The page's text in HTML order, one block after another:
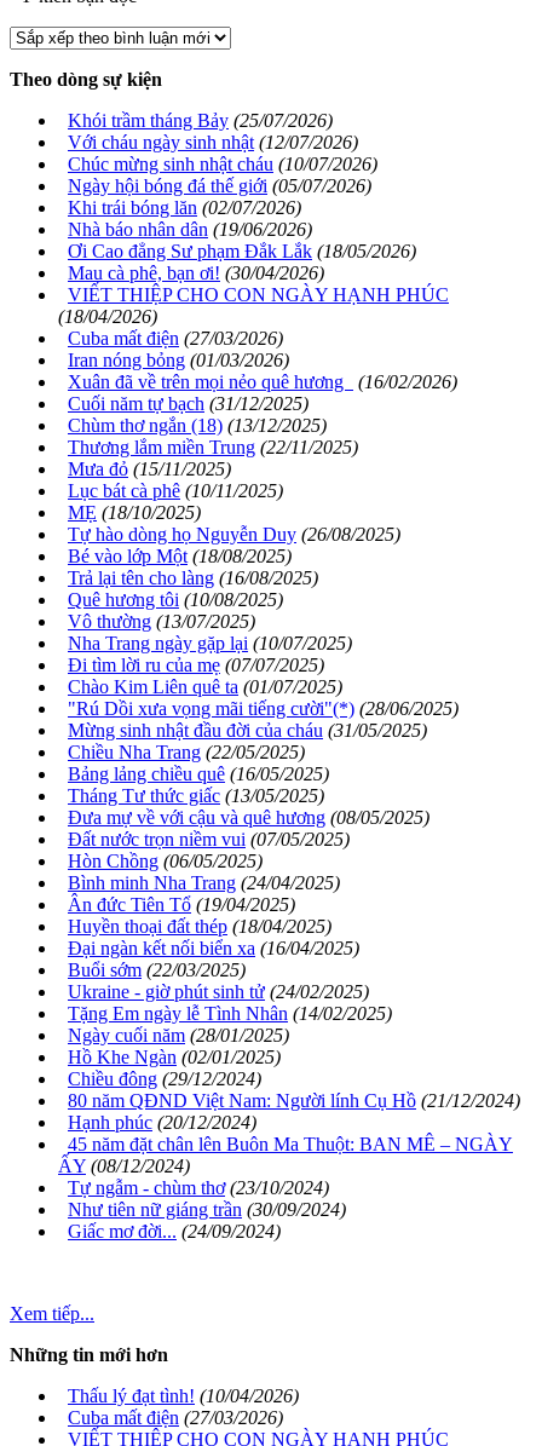
Theo dòng sự kiện
Khói trầm tháng Bảy (25/07/2026)
Với cháu ngày sinh nhật (12/07/2026)
Chúc mừng sinh nhật cháu (10/07/2026)
Ngày hội bóng đá thế giới (05/07/2026)
Khi trái bóng lăn (02/07/2026)
Nhà báo nhân dân (19/06/2026)
Ơi Cao đẳng Sư phạm Đắk Lắk (18/05/2026)
Mau cà phê, bạn ơi! (30/04/2026)
VIẾT THIỆP CHO CON NGÀY HẠNH PHÚC
(18/04/2026)
Cuba mất điện (27/03/2026)
Iran nóng bỏng (01/03/2026)
Xuân đã về trên mọi nẻo quê hương
(16/02/2026)
Cuối năm tự bạch (31/12/2025)
Chùm thơ ngắn (18) (13/12/2025)
Thương lắm miền Trung (22/11/2025)
Mưa đỏ (15/11/2025)
Lục bát cà phê (10/11/2025)
MẸ (18/10/2025)
Tự hào dòng họ Nguyễn Duy (26/08/2025)
Bé vào lớp Một (18/08/2025)
Trả lại tên cho làng (16/08/2025)
Quê hương tôi (10/08/2025)
Vô thường (13/07/2025)
Nha Trang ngày gặp lại (10/07/2025)
Đi tìm lời ru của mẹ (07/07/2025)
Chào Kim Liên quê ta (01/07/2025)
"Rú Dồi xưa vọng mãi tiếng cười"(*) (28/06/2025)
Mừng sinh nhật đầu đời của cháu (31/05/2025)
Chiều Nha Trang (22/05/2025)
Bảng lảng chiều quê (16/05/2025)
Tháng Tư thức giấc (13/05/2025)
Đưa mự về với cậu và quê hương (08/05/2025)
Đất nước trọn niềm vui (07/05/2025)
Hòn Chồng (06/05/2025)
Bình minh Nha Trang (24/04/2025)
Ân đức Tiên Tổ (19/04/2025)
Huyền thoại đất thép (18/04/2025)
Đại ngàn kết nối biển xa (16/04/2025)
Buổi sớm (22/03/2025)
Ukraine - giờ phút sinh tử (24/02/2025)
Tặng Em ngày lễ Tình Nhân (14/02/2025)
Ngày cuối năm (28/01/2025)
Hồ Khe Ngàn (02/01/2025)
Chiều đông (29/12/2024)
80 năm QĐND Việt Nam: Người lính Cụ Hồ (21/12/2024)
Hạnh phúc (20/12/2024)
45 năm đặt chân lên Buôn Ma Thuột: BAN MÊ – NGÀY
ẤY (08/12/2024)
Tự ngẫm - chùm thơ (23/10/2024)
Như tiên nữ giáng trần (30/09/2024)
Giấc mơ đời... (24/09/2024)
Xem tiếp...
Những tin mới hơn
Thấu lý đạt tình! (10/04/2026)
Cuba mất điện (27/03/2026)
VIẾT THIỆP CHO CON NGÀY HẠNH PHÚC